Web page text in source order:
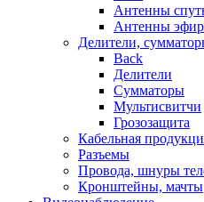
Антенны
Антенны
Делители,
Back
Делители
Сумматоры
Мультисвитчи
Грозозащита
Кабельная
Разъемы
Провода, шнуры
Кронштейны, мачты